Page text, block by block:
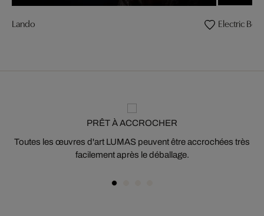
Lando Electric Beat
PRÊT À ACCROCHER
Toutes les œuvres d'art LUMAS peuvent être accrochées très
facilement après le déballage.